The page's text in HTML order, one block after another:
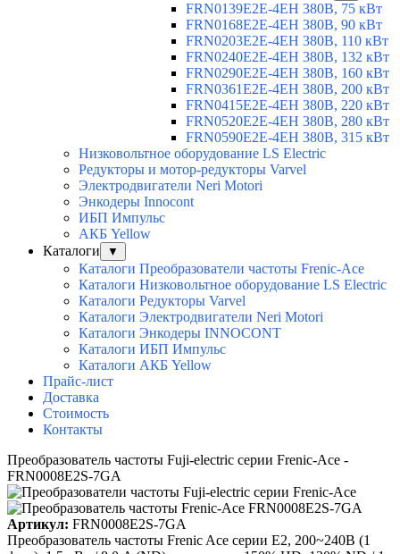
FRN0139E2E-4EH 380В, 75 кВт
FRN0168E2E-4EH 380В, 90 кВт
FRN0203E2E-4EH 380В, 110 кВт
FRN0240E2E-4EH 380В, 132 кВт
FRN0290E2E-4EH 380В, 160 кВт
FRN0361E2E-4EH 380В, 200 кВт
FRN0415E2E-4EH 380В, 220 кВт
FRN0520E2E-4EH 380В, 280 кВт
FRN0590E2E-4EH 380В, 315 кВт
Низковольтное оборудование LS Electric
Редукторы и мотор-редукторы Varvel
Электродвигатели Neri Motori
Энкодеры Innocont
ИБП Импульс
АКБ Yellow
Каталоги
▼
Каталоги Преобразователи частоты Frenic-Ace
Каталоги Низковольтное оборудование LS Electric
Каталоги Редукторы Varvel
Каталоги Электродвигатели Neri Motori
Каталоги Энкодеры INNOCONT
Каталоги ИБП Импульс
Каталоги АКБ Yellow
Прайс-лист
Доставка
Стоимость
Контакты
Преобразователь частоты Fuji-electric серии Frenic-Ace -
FRN0008E2S-7GA
Артикул: FRN0008E2S-7GA
Преобразователь частоты Frenic Ace серии E2, 200~240B (1